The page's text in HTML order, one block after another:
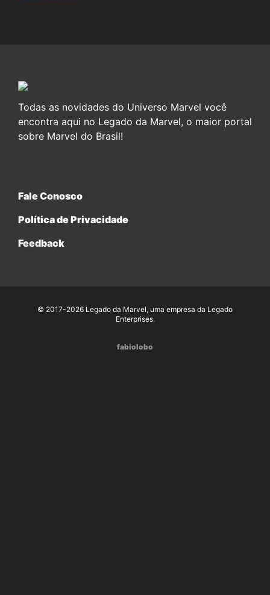
Todas as novidades do Universo Marvel você
encontra aqui no Legado da Marvel, o maior portal
sobre Marvel do Brasil!
Fale Conosco
Política de Privacidade
Feedback
© 2017-2026 Legado da Marvel, uma empresa da Legado
Enterprises.
fabiolobo